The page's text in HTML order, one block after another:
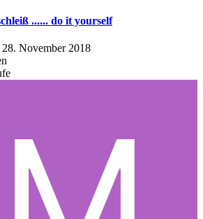
...... do it yourself
28. November 2018